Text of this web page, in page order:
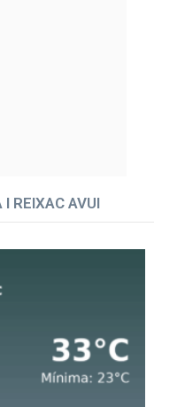
REIXAC AVUI